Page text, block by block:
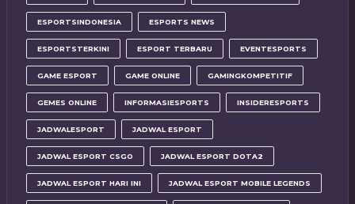
ESPORTSINDONESIA ESPORTS NEWS
ESPORTSTERKINI ESPORT TERBARU EVENTESPORTS
GAME ESPORT GAME ONLINE GAMINGKOMPETITIF
GEMES ONLINE INFORMASIESPORTS INSIDERESPORTS
JADWALESPORT JADWAL ESPORT
JADWAL ESPORT CSGO JADWAL ESPORT DOTA2
JADWAL ESPORT HARI INI JADWAL ESPORT MOBILE LEGENDS